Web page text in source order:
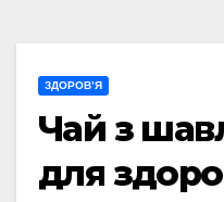
ЗДОРОВ’Я
Чай з
для